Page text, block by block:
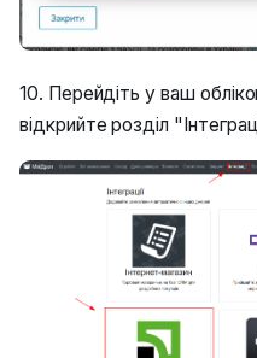
10. Перейдіть у ваш
відкрийте розділ